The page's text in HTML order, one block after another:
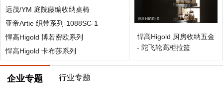
远茂/YM 庭院藤编收纳桌椅
亚帝Artie 织带系列-1088SC-1
悍高Higold 博若密欧系列
悍高Higold 卡布莎系列
悍高Higold 厨房收纳五金
- 陀飞轮高柜拉篮
企业专题 行业专题